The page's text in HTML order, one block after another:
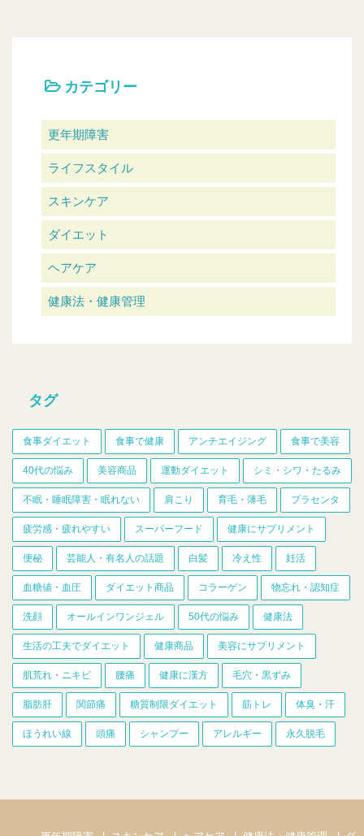
カテゴリー
更年期障害
ライフスタイル
スキンケア
ダイエット
ヘアケア
健康法・健康管理
タグ
食事ダイエット 食事で健康 アンチエイジング 食事で美容
40代の悩み 美容商品 運動ダイエット シミ・シワ・たるみ
不眠・睡眠障害・眠れない 肩こり 育毛・薄毛 プラセンタ
疲労感・疲れやすい スーパーフード 健康にサプリメント
便秘 芸能人・有名人の話題 白髪 冷え性 妊活
血糖値・血圧 ダイエット商品 コラーゲン 物忘れ・認知症
洗顔 オールインワンジェル 50代の悩み 健康法
生活の工夫でダイエット 健康商品 美容にサプリメント
肌荒れ・ニキビ 腰痛 健康に漢方 毛穴・黒ずみ
脂肪肝 関節痛 糖質制限ダイエット 筋トレ 体臭・汗
ほうれい線 頭痛 シャンプー アレルギー 永久脱毛